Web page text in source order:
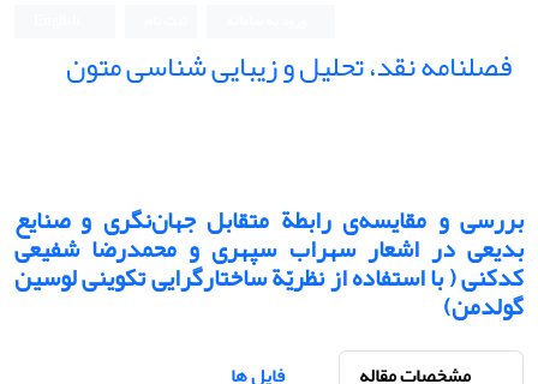
فصلنامه نقد، تحلیل و زیبایی شناسی متون
بررسی و مقایسه‌ی رابطة متقابل جهان‌نگری و صنایع
بدیعی در اشعار سهراب سپهری و محمدرضا شفیعی
کدکنی ( با استفاده از نظریّة ساختارگرایی تکوینی لوسین
گولدمن)
مشخصات مقاله
فایل ها